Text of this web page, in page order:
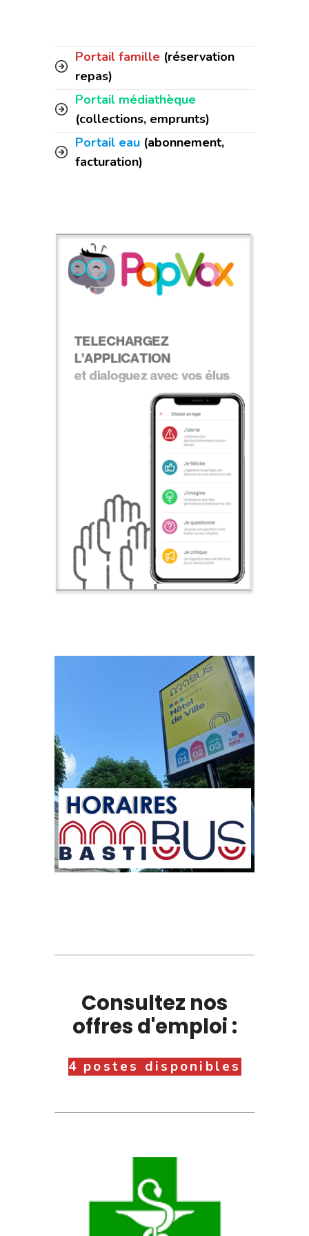
Portail famille (réservation
repas)
Portail médiathèque
(collections, emprunts)
Portail eau (abonnement,
facturation)
Consultez nos
offres d'emploi :
4 postes disponibles